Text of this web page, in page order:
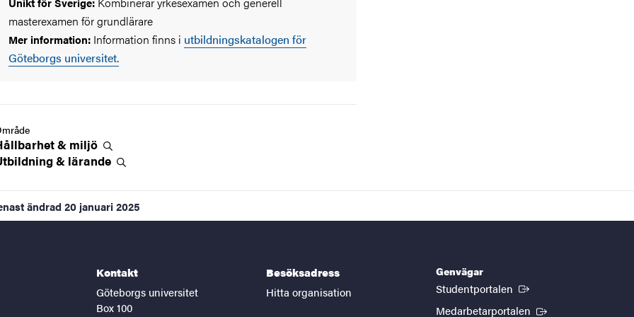
masterexamen för grundlärare
Mer information: Information finns i utbildningskatalogen för
Göteborgs universitet.
& miljö
& lärande
ändrad 20 januari 2025
Kontakt
Göteborgs universitet
Box 100
Besöksadress
Hitta organisation
Genvägar
Studentportalen (Extern länk)
Medarbetarportalen (Extern länk)